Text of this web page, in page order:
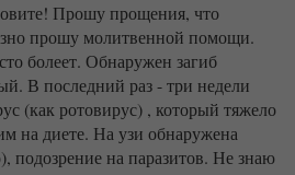
Прошу прощения, что
прошу молитвенной помощи.
болеет. Обнаружен загиб
В последний раз - три недели
(как ротовирус) , который тяжело
на диете. На узи обнаружена
подозрение на паразитов. Не знаю